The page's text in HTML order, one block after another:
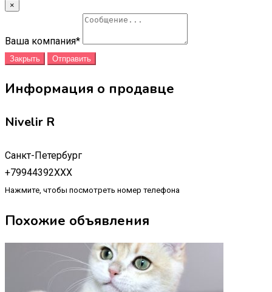
×
Ваша компания*
Закрыть Отправить
Информация о продавце
Nivelir R
Санкт-Петербург
+79944392XXX
Нажмите, чтобы посмотреть номер телефона
Похожие объявления